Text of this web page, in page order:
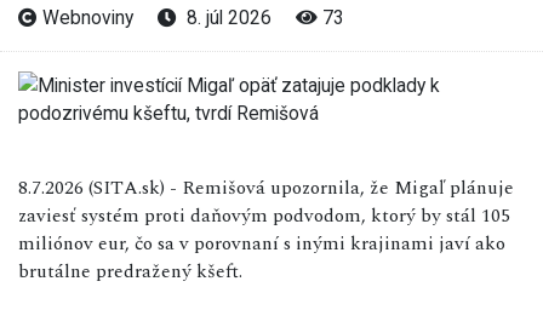
Webnoviny 8. júl 2026 73
8.7.2026 (SITA.sk) - Remišová upozornila, že Migaľ plánuje
zaviesť systém proti daňovým podvodom, ktorý by stál 105
miliónov eur, čo sa v porovnaní s inými krajinami javí ako
brutálne predražený kšeft.